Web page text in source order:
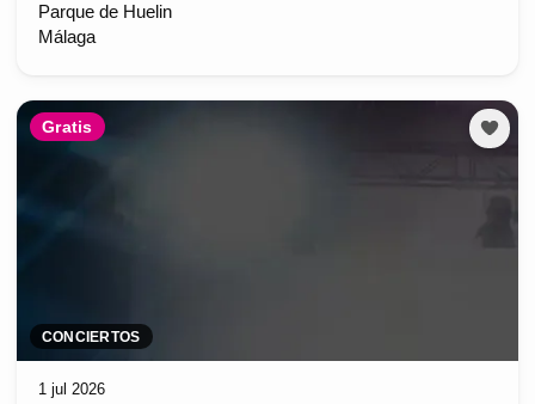
Parque de Huelin
Málaga
Gratis
CONCIERTOS
1 jul 2026